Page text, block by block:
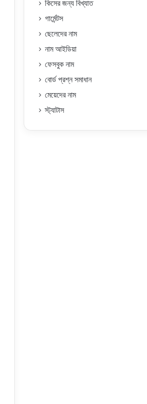
কিসের জন্য বিখ্যাত
গার্মেন্টস
ছেলেদের নাম
নাম আইডিয়া
ফেসবুক নাম
বোর্ড প্রশ্ন সমাধান
মেয়েদের নাম
স্ট্যাটাস